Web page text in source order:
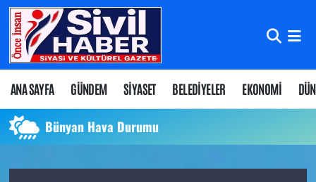
ANA SAYFA GÜNDEM SİYASET BELEDİYELER EKONOMİ
Bünyan Hava Durumu
Nöbetçi Eczaneler
Hava Durumu
Namaz Vakitleri